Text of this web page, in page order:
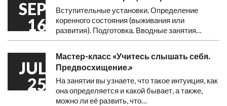
SEP
16
Вступительные установки. Определение
коренного состояния (выживания или
развития). Подготовка. Вводные занятия…
JUL
25
Мастер-класс «Учитесь слышать себя.
Предвосхищение.»
На занятии вы узнаете, что такое интуиция, как
она определяется и какой бывает, а также,
можно ли её развить, что…